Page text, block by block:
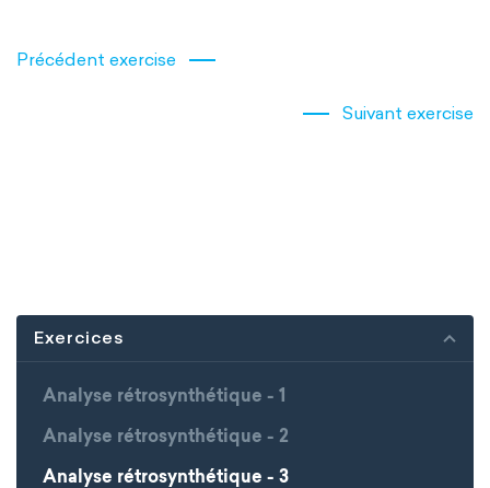
Précédent exercise
Suivant exercise
Exercices
Analyse rétrosynthétique - 1
Analyse rétrosynthétique - 2
Analyse rétrosynthétique - 3